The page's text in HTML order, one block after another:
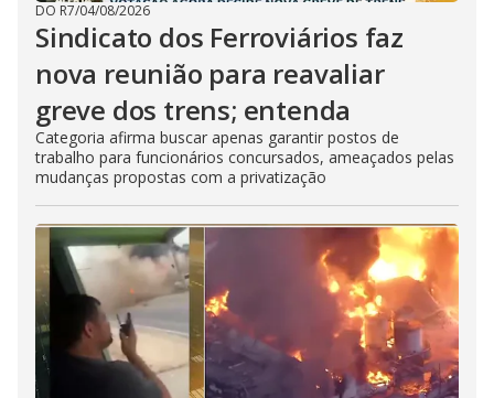
DO R7/04/08/2026
Sindicato dos Ferroviários faz
nova reunião para reavaliar
greve dos trens; entenda
Categoria afirma buscar apenas garantir postos de
trabalho para funcionários concursados, ameaçados pelas
mudanças propostas com a privatização